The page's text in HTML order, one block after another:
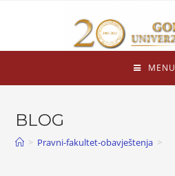
MENU
BLOG
> Pravni-fakultet-obavještenja >